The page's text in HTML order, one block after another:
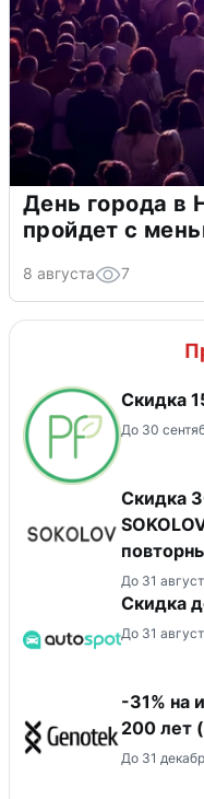
День города в
пройдет с
8 августа 7
Скидка
До 30
Скидка
До 31
Скидка
До 31
-31% на
200 лет
До 31